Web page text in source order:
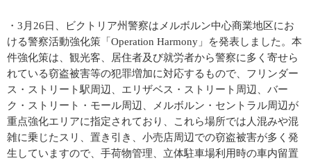
・3月26日、ビクトリア州警察はメルボルン中心商業地区にお
ける警察活動強化策「Operation Harmony」を発表しました。本
件強化策は、観光客、居住者及び就労者から警察に多く寄せら
れている窃盗被害等の犯罪増加に対応するもので、フリンダー
ス・ストリート駅周辺、エリザベス・ストリート周辺、バー
ク・ストリート・モール周辺、メルボルン・セントラル周辺が
重点強化エリアに指定されており、これら場所では人混みや混
雑に乗じたスリ、置き引き、小売店周辺での窃盗被害が多く発
生していますので、手荷物管理、立体駐車場利用時の車内留置